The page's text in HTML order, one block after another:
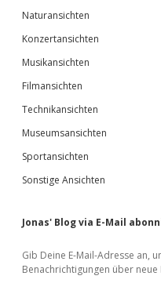
Naturansichten
Konzertansichten
Musikansichten
Filmansichten
Technikansichten
Museumsansichten
Sportansichten
Sonstige Ansichten
Jonas' Blog via E-Mail
Gib Deine E-Mail-Adresse an,
Benachrichtigungen über